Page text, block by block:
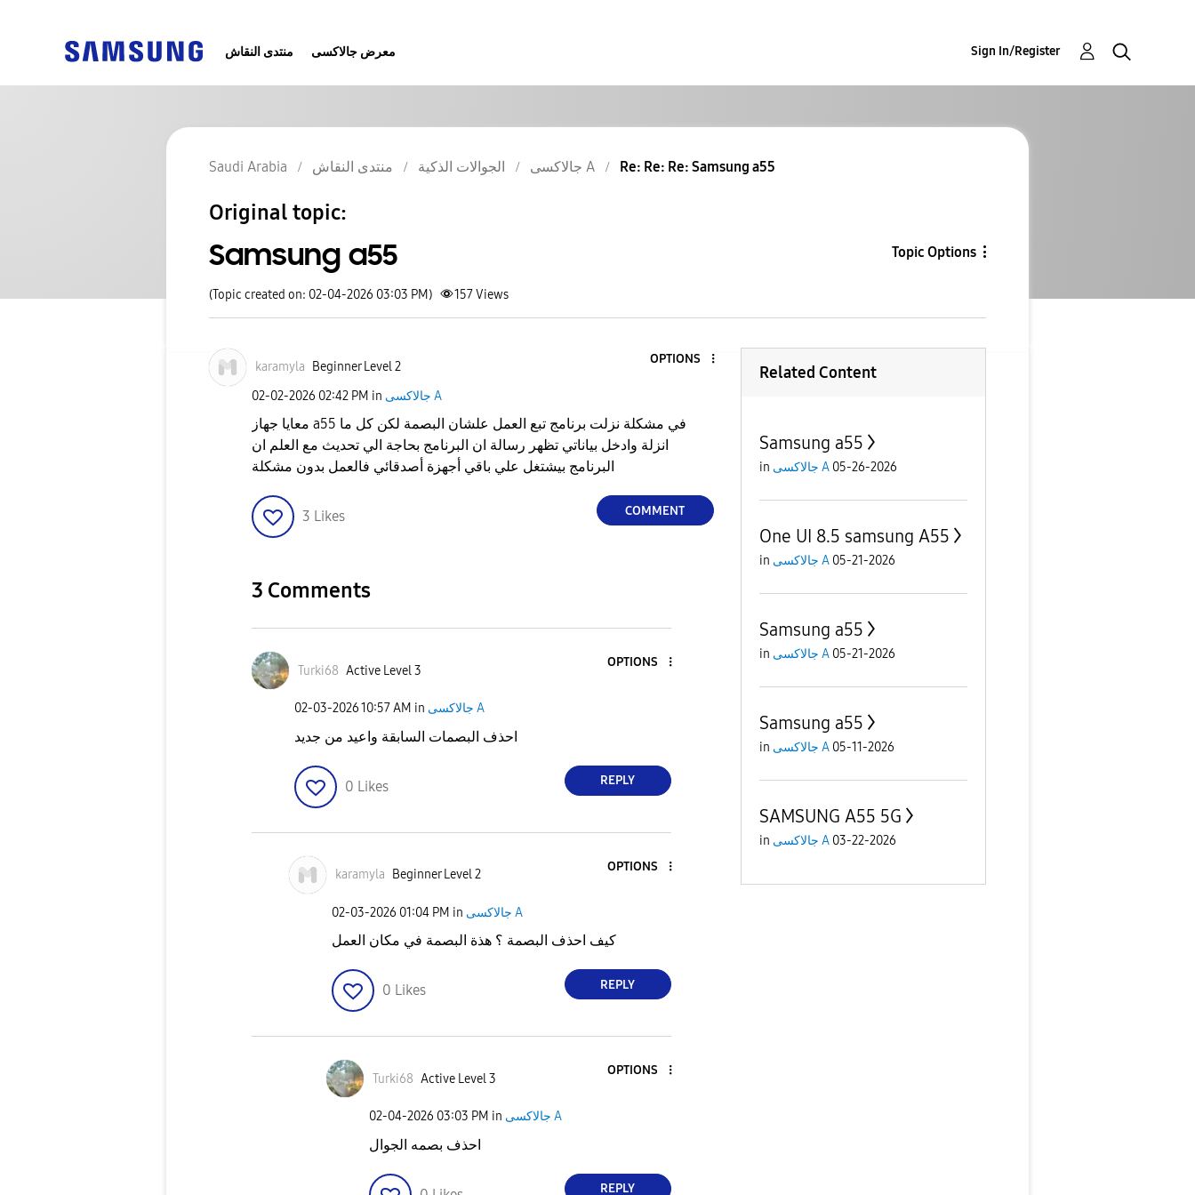
منتدى النقاش معرض جالاكسى Sign In/Register
Saudi Arabia منتدى النقاش الجوالات الذكية جالاكسى A Re: Re: Re: Samsung a55
Original topic:
Samsung a55 Topic Options
(Topic created on: 02-04-2026 03:03 PM) 157Views
karamyla Beginner Level 2
OPTIONS
‎02-02-2026 02:42 PM in جالاكسى A
معايا جهاز a55 في مشكلة نزلت برنامج تبع العمل علشان البصمة لكن كل ما
انزلة وادخل بياناتي تظهر رسالة ان البرنامج بحاجة الي تحديث مع العلم ان
3 Likes COMMENT
3 Comments
Turki68 Active Level 3
OPTIONS
‎02-03-202610:57 AM in جالاكسى A
احذف البصمات السابقة واعيد من جديد
0 Likes REPLY
karamyla Beginner Level 2
OPTIONS
‎02-03-2026 01:04 PM in جالاكسى A
كيف احذف البصمة ؟ هذة البصمة في مكان العمل
0 Likes REPLY
Turki68 Active Level 3
OPTIONS
‎02-04-2026 03:03 PM in جالاكسى A
احذف بصمه الجوال
REPLY
Related Content
Samsung a55
in جالاكسى A 05-26-2026
One UI 8.5 samsung A55
in جالاكسى A 05-21-2026
Samsung a55
in جالاكسى A 05-21-2026
Samsung a55
in جالاكسى A 05-11-2026
SAMSUNG A55 5G
in جالاكسى A 03-22-2026